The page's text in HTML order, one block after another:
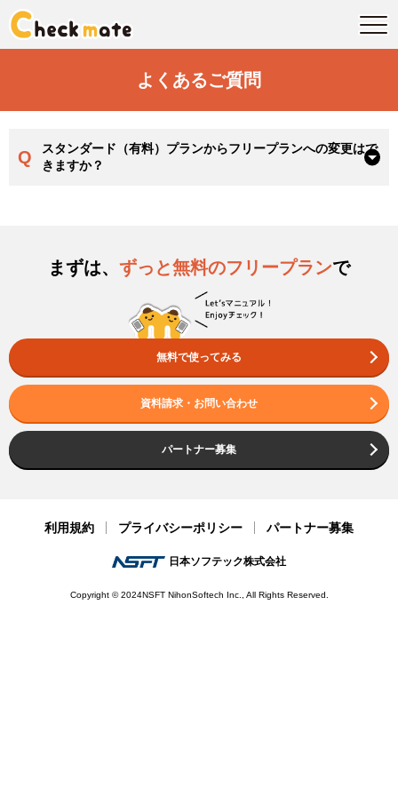
よくあるご質問
Q
スタンダード（有料）プランからフリープランへの変更はで
きますか？
まずは、 ずっと無料のフリープランで
無料で使ってみる
資料請求・お問い合わせ
パートナー募集
利用規約 プライバシーポリシー パートナー募集
日本ソフテック株式会社
Copyright © 2024NSFT NihonSoftech Inc., All Rights Reserved.